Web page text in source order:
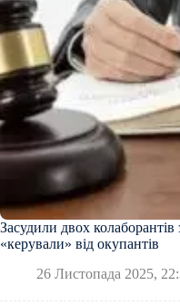
Засудили двох
«керували» від окупантів
26 Листопада 2025,